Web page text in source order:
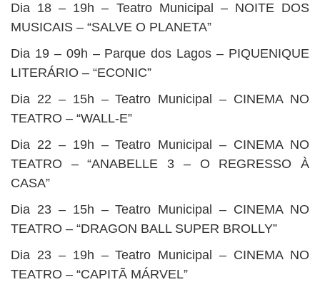
Dia 18 – 19h – Teatro Municipal – NOITE DOS
MUSICAIS – “SALVE O PLANETA”
Dia 19 – 09h – Parque dos Lagos – PIQUENIQUE
LITERÁRIO – “ECONIC”
Dia 22 – 15h – Teatro Municipal – CINEMA NO
TEATRO – “WALL-E”
Dia 22 – 19h – Teatro Municipal – CINEMA NO
TEATRO – “ANABELLE 3 – O REGRESSO À
CASA”
Dia 23 – 15h – Teatro Municipal – CINEMA NO
TEATRO – “DRAGON BALL SUPER BROLLY”
Dia 23 – 19h – Teatro Municipal – CINEMA NO
TEATRO – “CAPITÃ MÁRVEL”